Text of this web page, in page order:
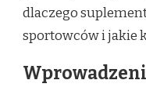
dlaczego
sportowców i jakie